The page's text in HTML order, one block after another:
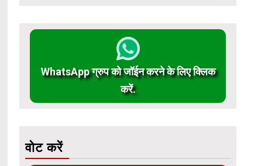
WhatsApp ग्रुप को जॉईन करने के लिए क्लिक
करें.
वोट करें